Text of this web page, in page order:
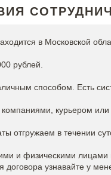
в Московской
рублей.
способом. Есть
курьером
отгружаем в течении
и физическими лицами
договора узнавайте у